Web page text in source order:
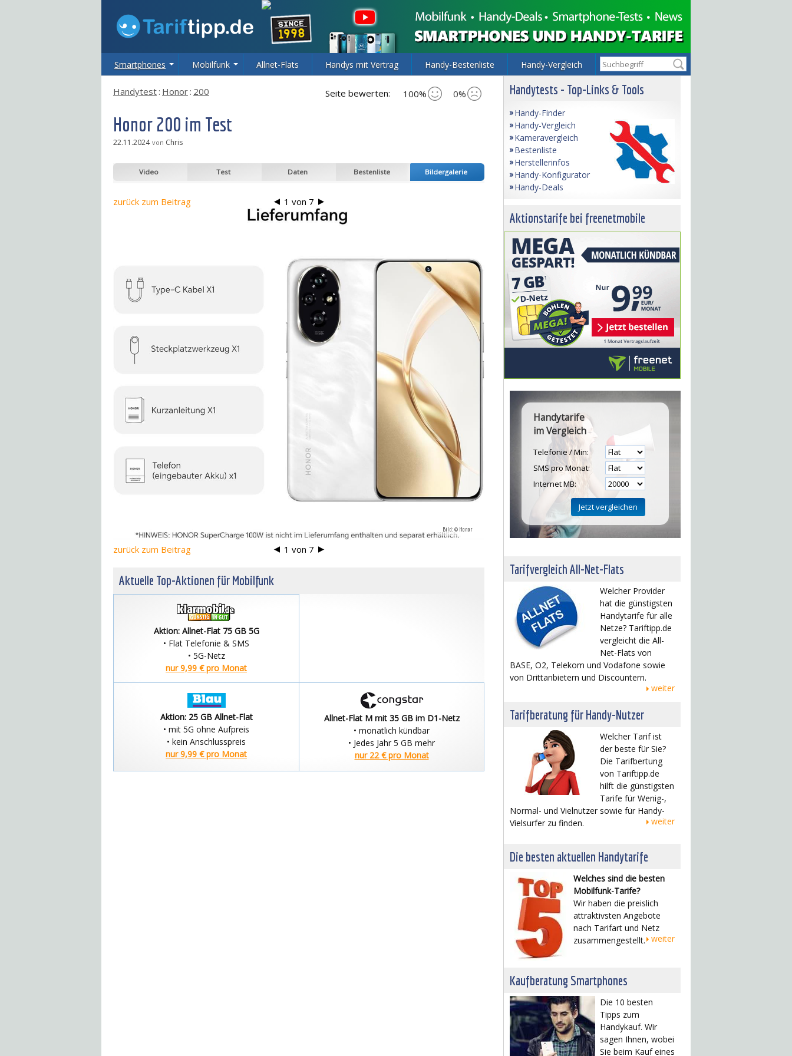
Smartphones Mobilfunk Allnet-Flats Handys mit Vertrag Handy-Bestenliste Handy-Vergleich
Seite bewerten: 100% 0%
Handytest : Honor : 200
Honor 200 im Test
22.11.2024 von Chris
Video Test Daten Bestenliste Bildergalerie
zurück zum Beitrag 1 von 7
Bild: © Honor
zurück zum Beitrag 1 von 7
Aktuelle Top-Aktionen für Mobilfunk
Aktion: Allnet-Flat 75 GB 5G
• Flat Telefonie & SMS
• 5G-Netz
nur 9,99 € pro Monat
Aktion: 25 GB Allnet-Flat
• mit 5G ohne Aufpreis
• kein Anschlusspreis
nur 9,99 € pro Monat
Allnet-Flat M mit 35 GB im D1-Netz
• monatlich kündbar
• Jedes Jahr 5 GB mehr
nur 22 € pro Monat
Handytests - Top-Links & Tools
Handy-Finder
Handy-Vergleich
Kameravergleich
Bestenliste
Herstellerinfos
Handy-Konfigurator
Handy-Deals
Aktionstarife bei freenetmobile
Handytarife
im Vergleich
Telefonie / Min:
SMS pro Monat:
Internet MB:
Tarifvergleich All-Net-Flats
Welcher Provider
hat die günstigsten
Handytarife für alle
Netze? Tariftipp.de
vergleicht die All-
Net-Flats von
BASE, O2, Telekom und Vodafone sowie
von Drittanbietern und Discountern.
weiter
Tarifberatung für Handy-Nutzer
Welcher Tarif ist
der beste für Sie?
Die Tarifbertung
von Tariftipp.de
hilft die günstigsten
Tarife für Wenig-,
Normal- und Vielnutzer sowie für Handy-
Vielsurfer zu finden.
weiter
Die besten aktuellen Handytarife
Welches sind die besten
Mobilfunk-Tarife?
Wir haben die preislich
attraktivsten Angebote
nach Tarifart und Netz
zusammengestellt. weiter
Kaufberatung Smartphones
Die 10 besten
Tipps zum
Handykauf. Wir
sagen Ihnen, wobei
Sie beim Kauf eines